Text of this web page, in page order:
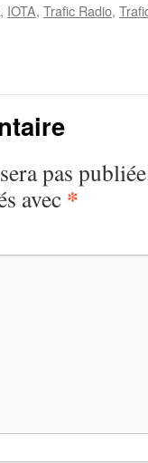
, IOTA, Trafic Radio,
pas
avec *